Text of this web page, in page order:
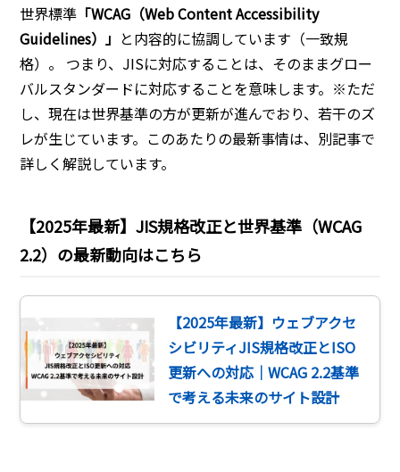
世界標準 「WCAG（Web Content Accessibility
Guidelines）」 と内容的に協調しています（一致規
格）。 つまり、JISに対応することは、そのままグロー
バルスタンダードに対応することを意味します。※ただ
し、現在は世界基準の方が更新が進んでおり、若干のズ
レが生じています。このあたりの最新事情は、別記事で
詳しく解説しています。
【2025年最新】JIS規格改正と世界基準（WCAG
2.2）の最新動向はこちら
【2025年最新】ウェブアクセ
シビリティJIS規格改正とISO
更新への対応｜WCAG 2.2基準
で考える未来のサイト設計